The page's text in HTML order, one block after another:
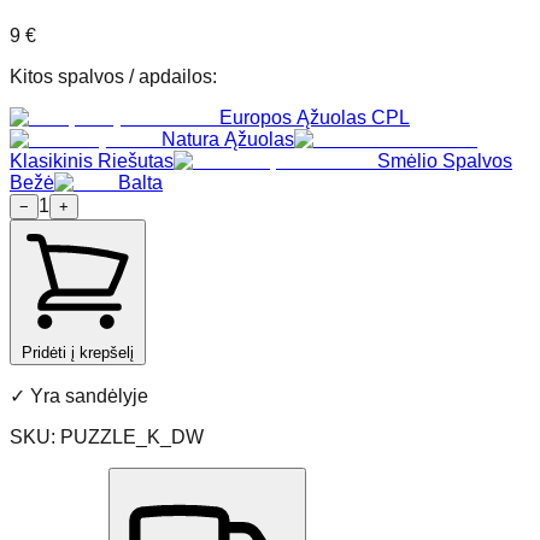
9 €
Kitos spalvos / apdailos:
Europos Ąžuolas CPL
Natura Ąžuolas
Klasikinis Riešutas
Smėlio Spalvos
Bežė
Balta
− 1 +
Pridėti į krepšelį
✓ Yra sandėlyje
SKU: PUZZLE_K_DW